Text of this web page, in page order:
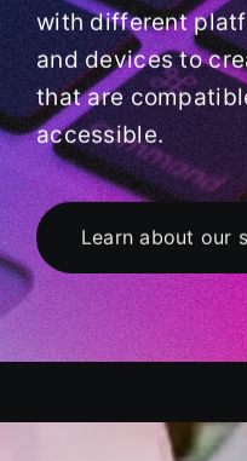
with different
and devices to
that are
accessible.
Learn about our